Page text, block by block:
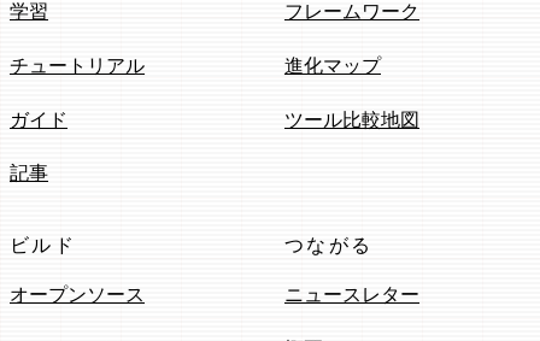
学習
チュートリアル
ガイド
記事
フレームワーク
進化マップ
ツール比較地図
ビルド
オープンソース
つながる
ニュースレター